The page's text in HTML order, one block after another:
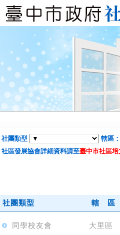
社團類型
轄區：
社區發展協會詳細資料請至臺中市社區培
社團類型
轄 區
同學校友會 大里區